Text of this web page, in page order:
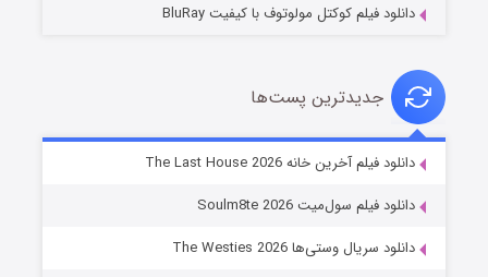
خاندان اژدها فصل ۳
دانلود فیلم کوکتل مولوتوف با کیفیت BluRay
جدیدترین پست‌ها
دانلود فیلم آخرین خانه The Last House 2026
دانلود فیلم سول‌میت Soulm8te 2026
دانلود سریال وستی‌ها The Westies 2026